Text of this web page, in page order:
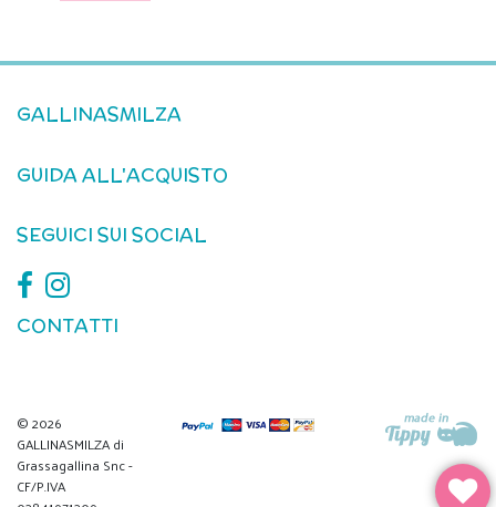
GALLINASMILZA
GUIDA ALL'ACQUISTO
SEGUICI SUI SOCIAL
CONTATTI
© 2026
GALLINASMILZA di
Grassagallina Snc -
CF/P.IVA